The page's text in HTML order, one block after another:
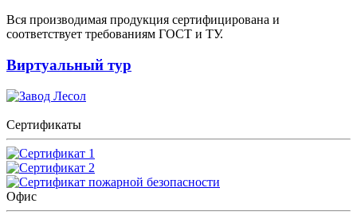
Вся производимая продукция сертифицирована и
соответствует требованиям ГОСТ и ТУ.
Виртуальный тур
Сертификаты
Офис